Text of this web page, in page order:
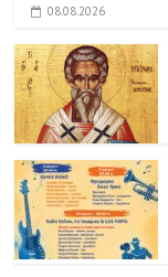
08.08.2026